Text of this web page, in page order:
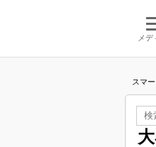
メデ
スマ
蓄